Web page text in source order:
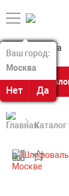
Ваш город:
Москва
Нет Да
Ваш город:
Москва
Нет Да
Каталог